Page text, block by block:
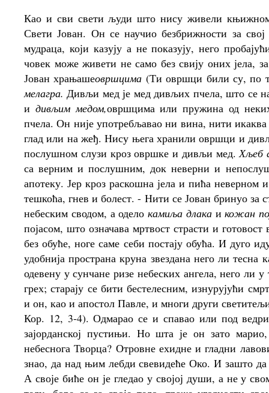
Као и сви свети људи што нису живели
Свети Јован. Он се научио безбрижности за
мудраца, који казују а не показују, него
човек може живети не само без свију оних јела,
Јован храњашеовршцима (Ти овршци били су, по
мелагра. Дивљи мед је мед дивљих пчела, што се
и дивљим медом,овршцима или пружина од
пчела. Он није употребљавао ни вина, нити
глад или на жеђ. Нису њега хранили овршци и
послушном слузи кроз овршке и дивљи мед.Хљеб
са верним и послушним, док неверни и
апотеку. Јер кроз раскошна јела и пића
тешкоћа, гнев и болест. - Нити се Јован бринуо за
небеским сводом, а оделокамиља длакаикожан
појасом, што означава мртвост страсти и
без обуће, ноге саме себи постају обућа. И дуго
удобнија пространа круна звездана него ли
одевену у сунчане ризе небеских ангела, него
грех; старају се бити бестелесним, изнурујући
и он, као и апостол Павле, и многи други
Кор. 12, 3-4). Одмарао се и спавао или под
зајорданској пустињи. Но шта је он зато
небеснога Творца? Отровне ехидне и гладни
знао, да над њим лебди свевидеће Око. И зашто
А своје биће он је гледао у својој души, а не у